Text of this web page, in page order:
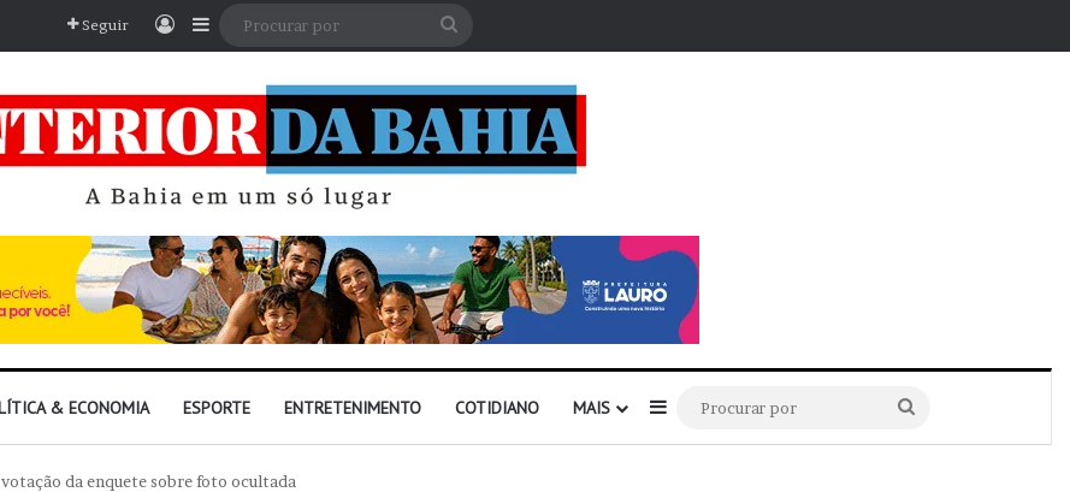
Seguir EntrarBarra Lateral
& ECONOMIA ESPORTE ENTRETENIMENTO COTIDIANO MAIS Barra Lateral
por
da enquete sobre foto ocultada